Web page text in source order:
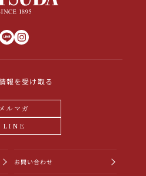
報を受け取る
メルマガ
LINE
お問い合わせ